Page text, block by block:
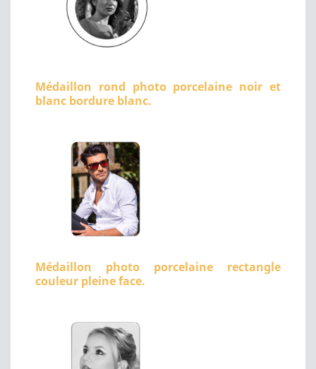
Médaillon rond photo porcelaine noir et
blanc bordure blanc.
Médaillon photo porcelaine rectangle
couleur pleine face.